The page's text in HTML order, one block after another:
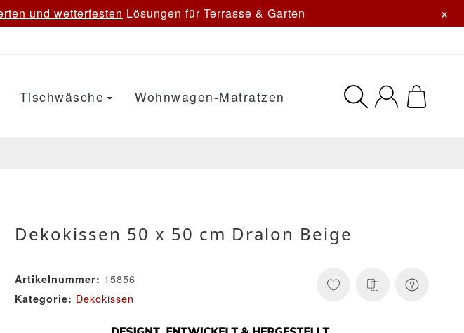
und wetterfesten Lösungen für Terrasse & Garten ×
Tischwäsche Wohnwagen-Matratzen
Dekokissen 50 x 50 cm Dralon Beige
Artikelnummer: 15856
Kategorie: Dekokissen